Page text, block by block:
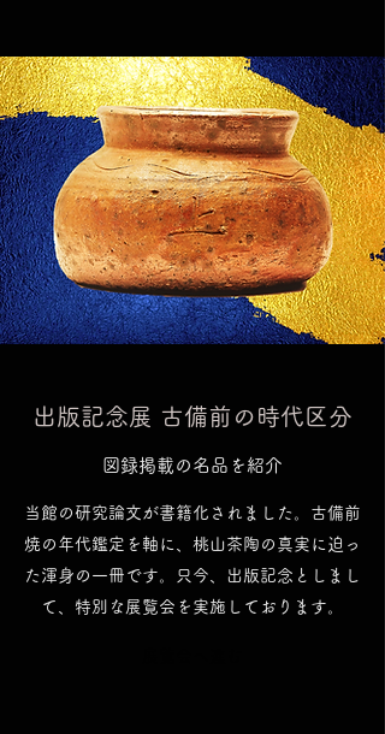
出版記念展 古備前の時代区分
図録掲載の名品を紹介
当館の研究論文が書籍化されました。古備前
焼の年代鑑定を軸に、桃山茶陶の真実に迫っ
た渾身の一冊です。只今、出版記念としまし
て、特別な展覧会を実施しております。